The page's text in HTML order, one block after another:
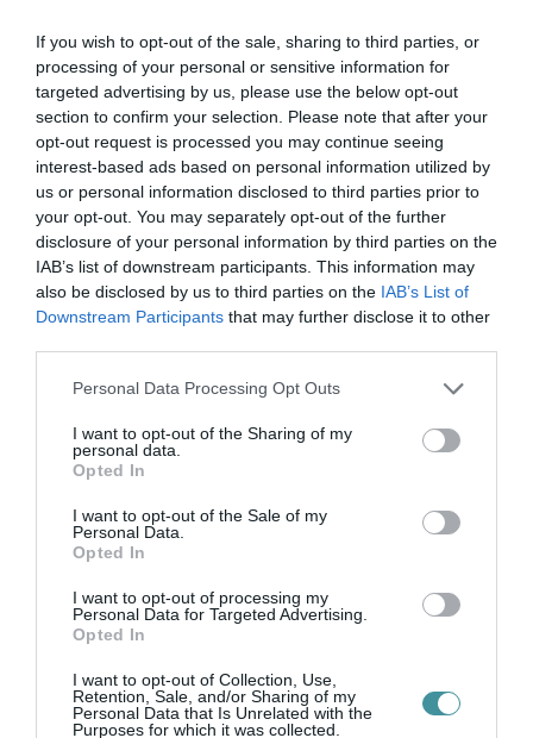
If you wish to opt-out of the sale, sharing to third parties, or
processing of your personal or sensitive information for
targeted advertising by us, please use the below opt-out
section to confirm your selection. Please note that after your
opt-out request is processed you may continue seeing
interest-based ads based on personal information utilized by
us or personal information disclosed to third parties prior to
your opt-out. You may separately opt-out of the further
disclosure of your personal information by third parties on the
IAB’s list of downstream participants. This information may
also be disclosed by us to third parties on the IAB’s List of
Downstream Participants that may further disclose it to other
Please note that this website/app uses one or more Google
not limited to your visit or usage behaviour. You may click to
grant or deny consent to Google and its third-party tags to
use your data for below specified purposes in below Google
consent section.
Personal Data Processing Opt Outs
I want to opt-out of the Sharing of my
personal data.
Opted In
I want to opt-out of the Sale of my
Personal Data.
Opted In
I want to opt-out of processing my
Personal Data for Targeted Advertising.
Opted In
I want to opt-out of Collection, Use,
Retention, Sale, and/or Sharing of my
Personal Data that Is Unrelated with the
Purposes for which it was collected.
A magyar nyilvánosság megint veszteséget
szenved azzal, hogy a hatalom elhallgattat
egy neki nem tetsző közéleti médiumot. Bár
a rádió e
frekvencián elhallgat, a jogvita ezzel nem ér
véget
– mondta Kaputa Júlia, a TASZ Politikai
Szabadságjogi Projektjének jogi munkatársa. A
Klubrádiót az ügyben dr. Váci Tímea, a TASZ
ügyvédje képviselte – kommentálja az ügyet a
TASZ közleménye.
A fenti döntést a Klubrádió jogi úton támadta
meg a TASZ segítségével, azt kérve, hogy a
bíróság kötelezze a Médiatanácsot új eljárás
lefolytatására. Az erre vonatkozó keresetet
elutasította. A bíróság a döntést meglepően